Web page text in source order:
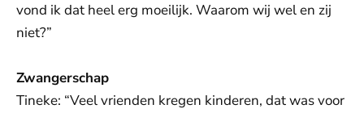
vond ik dat heel erg moeilijk. Waarom wij wel en zij
niet?”
Zwangerschap
Tineke: “Veel vrienden kregen kinderen, dat was voor